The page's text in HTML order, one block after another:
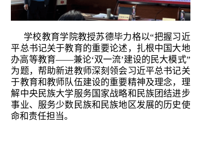
学校教育学院教授苏德毕力格以“把握习近
平总书记关于教育的重要论述，扎根中国大地
办高等教育——兼论‘双一流’建设的民大模式”
为题，帮助新进教师深刻领会习近平总书记关
于教育和教师队伍建设的重要精神及理念，理
解中央民族大学服务国家战略和民族团结进步
事业、服务少数民族和民族地区发展的历史使
命和责任担当。